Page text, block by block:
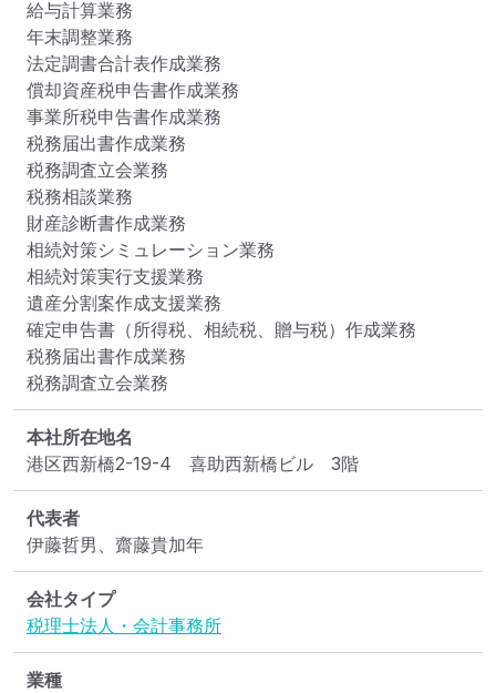
給与計算業務
年末調整業務
法定調書合計表作成業務
償却資産税申告書作成業務
事業所税申告書作成業務
税務届出書作成業務
税務調査立会業務
税務相談業務
財産診断書作成業務
相続対策シミュレーション業務
相続対策実行支援業務
遺産分割案作成支援業務
確定申告書（所得税、相続税、贈与税）作成業務
税務届出書作成業務
税務調査立会業務
本社所在地名
港区西新橋2-19-4　喜助西新橋ビル　3階
代表者
伊藤哲男、齋藤貴加年
会社タイプ
税理士法人・会計事務所
業種